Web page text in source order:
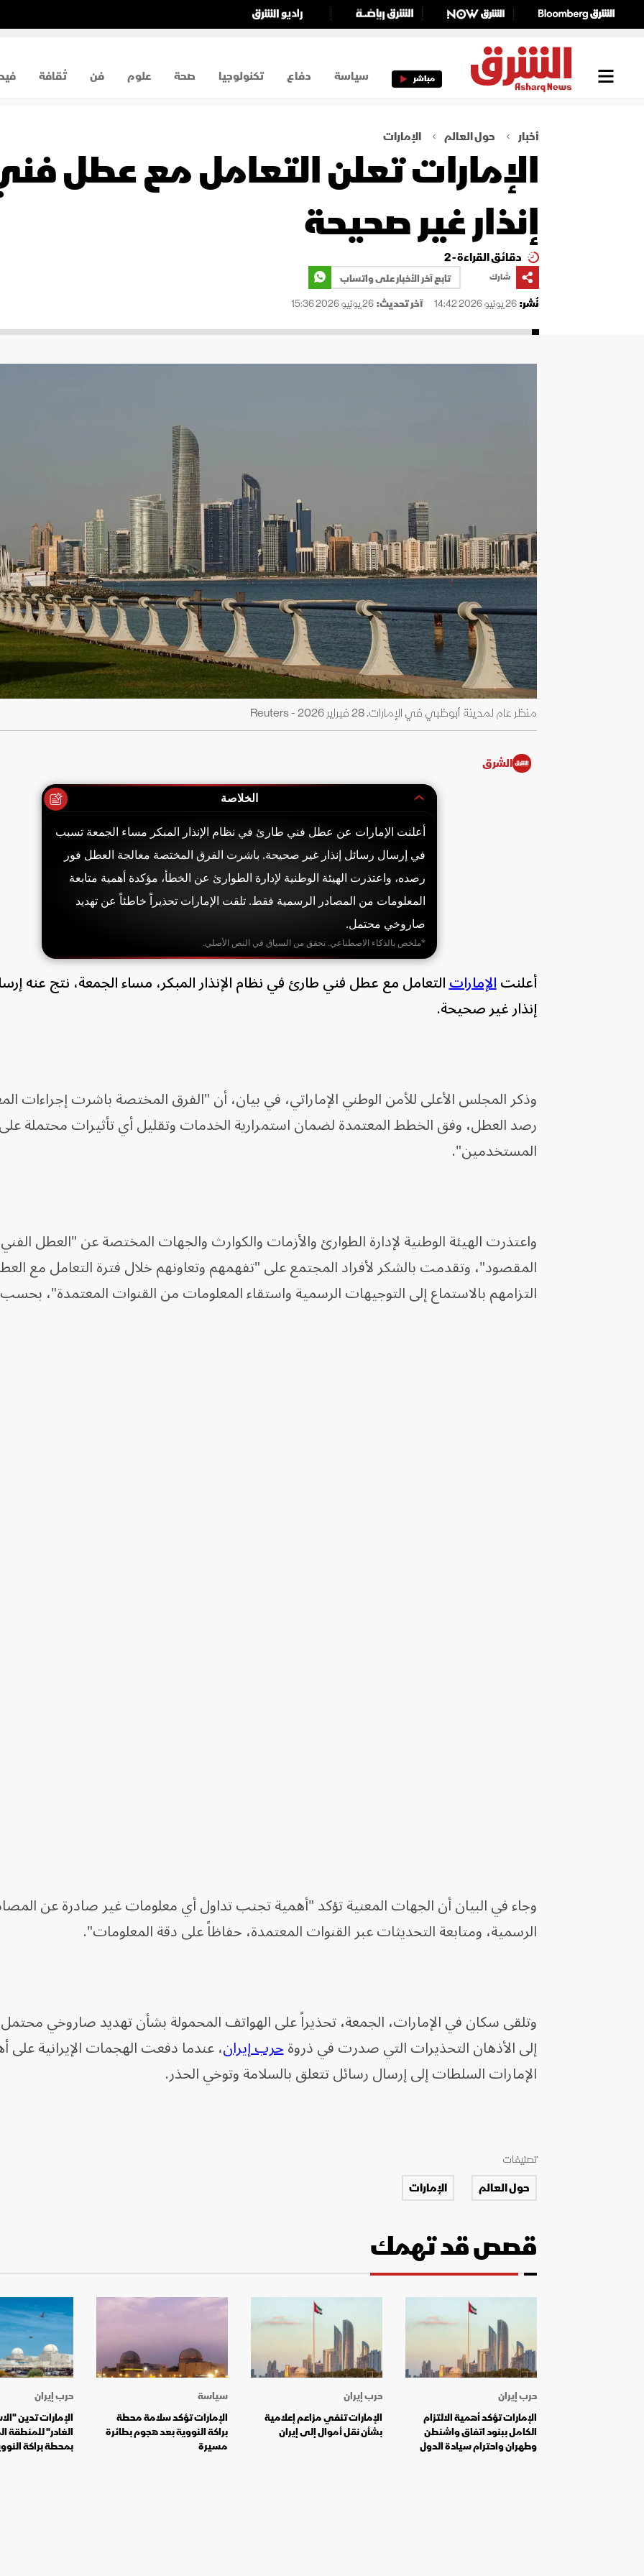
مباشر سياسة دفاع تكنولوجيا صحة علوم فن ثقافة
أخبار حول العالم الإمارات
الإمارات تعلن التعامل مع عطل
إنذار غير صحيحة
دقائق القراءة - 2
شارك
تابع آخر الأخبار على واتساب
نُشر:26 يونيو 2026 14:42 آخر تحديث:26 يونيو 2026 15:36
منظر عام لمدينة أبوظبي في الإمارات. 28 فبراير 2026 - Reuters
الشرق
الخلاصة
أعلنت الإمارات عن عطل فني طارئ في نظام الإنذار المبكر مساء الجمعة تسبب
في إرسال رسائل إنذار غير صحيحة. باشرت الفرق المختصة معالجة العطل فور
رصده، واعتذرت الهيئة الوطنية لإدارة الطوارئ عن الخطأ، مؤكدة أهمية متابعة
المعلومات من المصادر الرسمية فقط. تلقت الإمارات تحذيراً خاطئاً عن تهديد
صاروخي محتمل.
*ملخص بالذكاء الاصطناعي. تحقق من السياق في النص الأصلي.
أعلنتالإماراتالتعامل مع عطل فني طارئ في نظام الإنذار المبكر، مساء الجمعة، نتج عنه
إنذار غير صحيحة.
وذكر المجلس الأعلى للأمن الوطني الإماراتي، في بيان، أن "الفرق المختصة باشرت إجراءات
رصد العطل، وفق الخطط المعتمدة لضمان استمرارية الخدمات وتقليل أي تأثيرات محتملة
المستخدمين".
واعتذرت الهيئة الوطنية لإدارة الطوارئ والأزمات والكوارث والجهات المختصة عن "العطل
المقصود"، وتقدمت بالشكر لأفراد المجتمع على "تفهمهم وتعاونهم خلال فترة التعامل مع
التزامهم بالاستماع إلى التوجيهات الرسمية واستقاء المعلومات من القنوات المعتمدة"، بحسب
وجاء في البيان أن الجهات المعنية تؤكد "أهمية تجنب تداول أي معلومات غير صادرة عن
الرسمية، ومتابعة التحديثات عبر القنوات المعتمدة، حفاظاً على دقة المعلومات".
وتلقى سكان في الإمارات، الجمعة، تحذيراً على الهواتف المحمولة بشأن تهديد صاروخي
إلى ​الأذهان التحذيرات التي صدرت ⁠في ذروة ​حرب ⁠إيران، ‌عندما دفعت الهجمات الإيرانية
الإمارات السلطات إلى إرسال رسائل تتعلق بالسلامة وتوخي الحذر.
تصنيفات
حول العالم الإمارات
قصص قد تهمك
حرب إيران
الإمارات تؤكد أهمية الالتزام
الكامل ببنود اتفاق واشنطن
وطهران واحترام سيادة الدول
حرب إيران
الإمارات تنفي مزاعم إعلامية
بشأن نقل أموال إلى إيران
سياسة
الإمارات تؤكد سلامة محطة
براكة النووية بعد هجوم بطائرة
مسيرة
حرب إيران
الإمارات تدين
الغادر" للمنطقة
بمحطة براكة